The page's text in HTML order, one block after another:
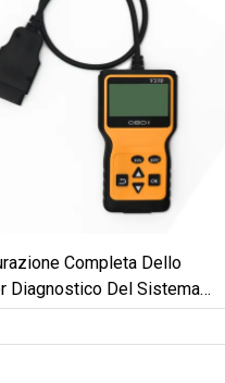
Completa Dello
Diagnostico Del Sistema
Per Auto Autek Ifix969